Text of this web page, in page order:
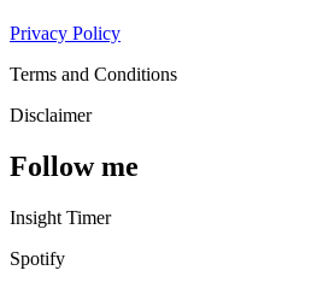
Privacy Policy
Terms and Conditions
Disclaimer
Follow me
Insight Timer
Spotify